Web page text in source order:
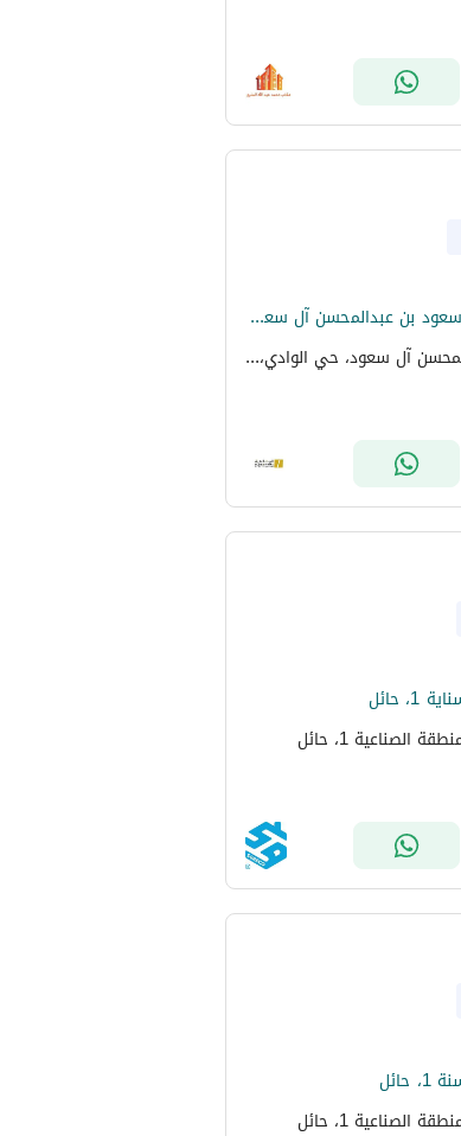
أرض للإيجار في شارع شارع الأمير سعود بن عبدالمحسن آل سعود, حي الوادي, مدينة حائل, منطقة حائل
شارع شارع الأمير سعود بن عبدالمحسن آل سعود، حي الوادي، حي مريفق، حائل